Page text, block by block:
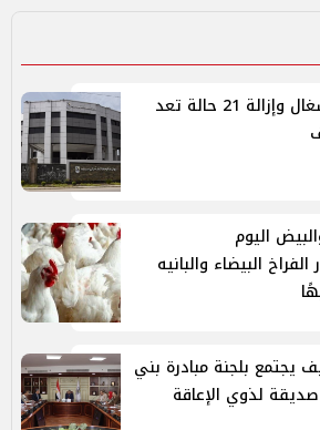
رفع 376 حالة إشغال وإزالة 21 حالة تعد
اليوم
البيضاء والبانيه
بلجنة مبادرة بني
لذوي الإعاقة